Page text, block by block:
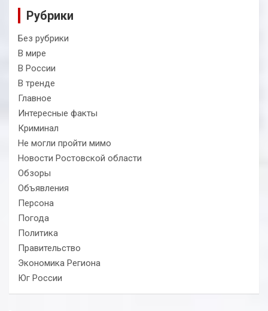
Рубрики
Без рубрики
В мире
В России
В тренде
Главное
Интересные факты
Криминал
Не могли пройти мимо
Новости Ростовской области
Обзоры
Объявления
Персона
Погода
Политика
Правительство
Экономика Региона
Юг России